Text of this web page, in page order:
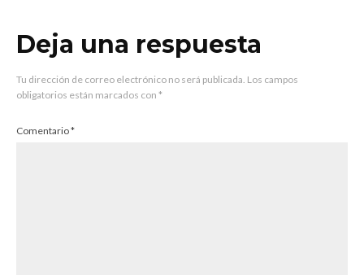
Deja una respuesta
Tu dirección de correo electrónico no será publicada. Los campos
obligatorios están marcados con *
Comentario*